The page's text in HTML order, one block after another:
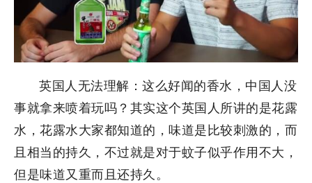
英国人无法理解：这么好闻的香水，中国人没
事就拿来喷着玩吗？其实这个英国人所讲的是花露
水，花露水大家都知道的，味道是比较刺激的，而
且相当的持久，不过就是对于蚊子似乎作用不大，
但是味道又重而且还持久。